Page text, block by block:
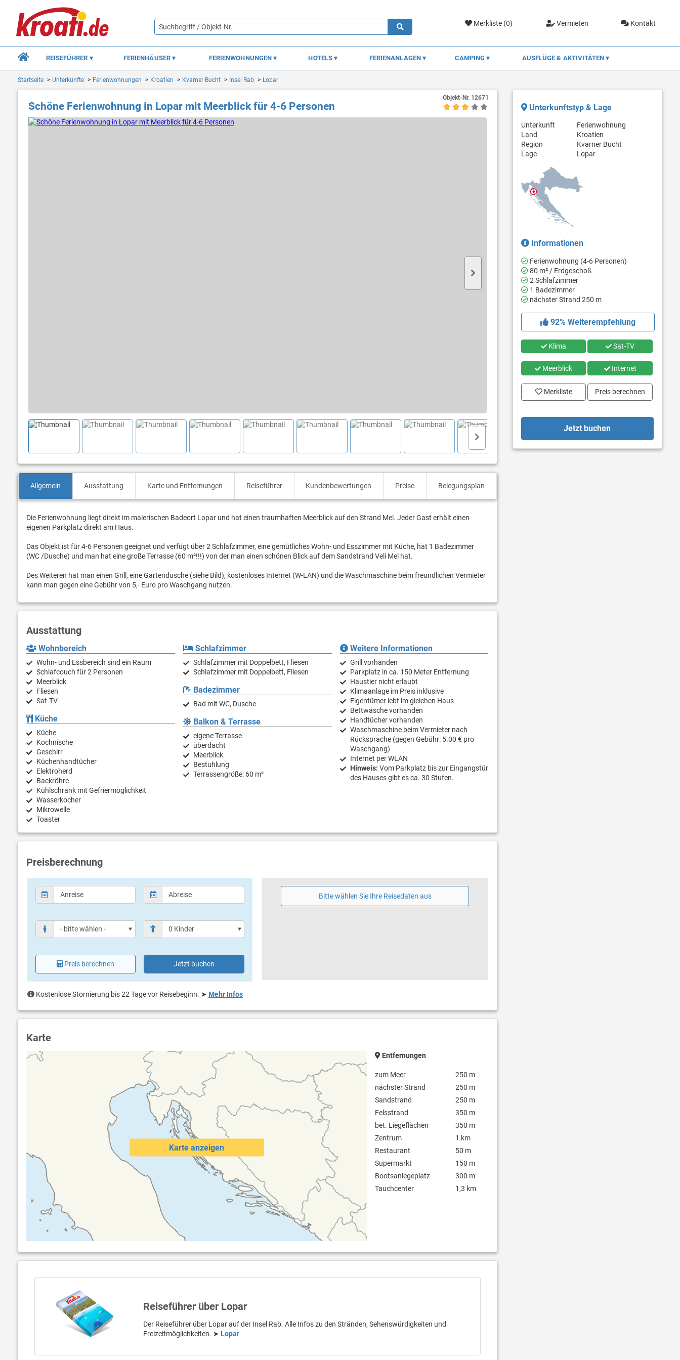
Merkliste (0) Vermieten Kontakt
REISEFÜHRER FERIENHÄUSER FERIENWOHNUNGEN HOTELS FERIENANLAGEN CAMPING AUSFLÜGE & AKTIVITÄTEN
Startseite Unterkünfte Ferienwohnungen Kroatien Kvarner Bucht Insel Rab Lopar
Schöne Ferienwohnung in Lopar mit Meerblick für 4-6 Personen
Objekt-Nr. 12671
Allgemein Ausstattung Karte und Entfernungen Reiseführer Kundenbewertungen Preise Belegungsplan
Die Ferienwohnung liegt direkt im malerischen Badeort Lopar und hat einen traumhaften Meerblick auf den Strand Mel. Jeder Gast erhält einen
eigenen Parkplatz direkt am Haus.
Das Objekt ist für 4-6 Personen geeignet und verfügt über 2 Schlafzimmer, eine gemütliches Wohn- und Esszimmer mit Küche, hat 1 Badezimmer
(WC /Dusche) und man hat eine große Terrasse (60 m²!!!) von der man einen schönen Blick auf dem Sandstrand Veli Mel hat.
Des Weiteren hat man einen Grill, eine Gartendusche (siehe Bild), kostenloses Internet (W-LAN) und die Waschmaschine beim freundlichen Vermieter
kann man gegen eine Gebühr von 5,- Euro pro Waschgang nutzen.
Ausstattung
Wohnbereich
Wohn- und Essbereich sind ein Raum
Schlafcouch für 2 Personen
Meerblick
Fliesen
Sat-TV
Küche
Küche
Kochnische
Geschirr
Küchenhandtücher
Elektroherd
Backröhre
Kühlschrank mit Gefriermöglichkeit
Wasserkocher
Mikrowelle
Toaster
Schlafzimmer
Schlafzimmer mit Doppelbett, Fliesen
Schlafzimmer mit Doppelbett, Fliesen
Badezimmer
Bad mit WC, Dusche
Balkon & Terrasse
eigene Terrasse
überdacht
Meerblick
Bestuhlung
Terrassengröße: 60 m²
Weitere Informationen
Grill vorhanden
Parkplatz in ca. 150 Meter Entfernung
Haustier nicht erlaubt
Klimaanlage im Preis inklusive
Eigentümer lebt im gleichen Haus
Bettwäsche vorhanden
Handtücher vorhanden
Waschmaschine beim Vermieter nach
Rücksprache (gegen Gebühr: 5.00 € pro
Waschgang)
Internet per WLAN
Hinweis: Vom Parkplatz bis zur Eingangstür
des Hauses gibt es ca. 30 Stufen.
Preisberechnung
Preis berechnen Jetzt buchen
Kostenlose Stornierung bis 22 Tage vor Reisebeginn. ➤ Mehr Infos
Bitte wählen Sie Ihre Reisedaten aus
Karte
Karte anzeigen
Entfernungen
zum Meer
250 m
nächster Strand
250 m
Sandstrand
250 m
Felsstrand
350 m
bet. Liegeflächen
350 m
Zentrum
1 km
Restaurant
50 m
Supermarkt
150 m
Bootsanlegeplatz
300 m
Tauchcenter
1,3 km
Reiseführer über Lopar
Der Reiseführer über Lopar auf der Insel Rab. Alle Infos zu den Stränden, Sehenswürdigkeiten und
Freizeitmöglichkeiten. ➤ Lopar
Unterkunftstyp & Lage
Unterkunft
Ferienwohnung
Land
Kroatien
Region
Kvarner Bucht
Lage
Lopar
Informationen
Ferienwohnung (4-6 Personen)
80 m² / Erdgeschoß
2 Schlafzimmer
1 Badezimmer
nächster Strand 250 m
92% Weiterempfehlung
Klima Sat-TV
Meerblick Internet
Merkliste Preis berechnen
Jetzt buchen